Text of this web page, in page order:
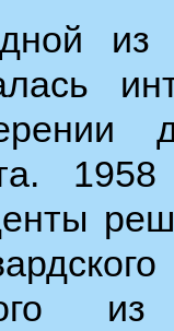
из
1958
из